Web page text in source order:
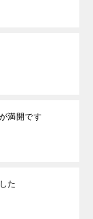
満開です
た